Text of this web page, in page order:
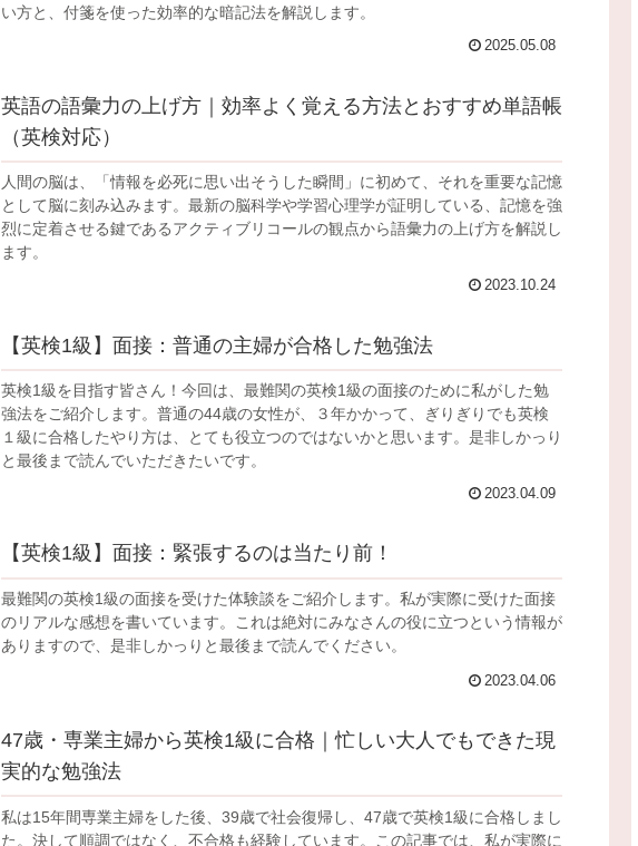
い方と、付箋を使った効率的な暗記法を解説します。
2025.05.08
英語の語彙力の上げ方｜効率よく覚える方法とおすすめ単語帳
（英検対応）
人間の脳は、「情報を必死に思い出そうした瞬間」に初めて、それを重要な記憶
として脳に刻み込みます。最新の脳科学や学習心理学が証明している、記憶を強
烈に定着させる鍵であるアクティブリコールの観点から語彙力の上げ方を解説し
ます。
2023.10.24
【英検1級】面接：普通の主婦が合格した勉強法
英検1級を目指す皆さん！今回は、最難関の英検1級の面接のために私がした勉
強法をご紹介します。普通の44歳の女性が、３年かかって、ぎりぎりでも英検
１級に合格したやり方は、とても役立つのではないかと思います。是非しかっり
と最後まで読んでいただきたいです。
2023.04.09
【英検1級】面接：緊張するのは当たり前！
最難関の英検1級の面接を受けた体験談をご紹介します。私が実際に受けた面接
のリアルな感想を書いています。これは絶対にみなさんの役に立つという情報が
ありますので、是非しかっりと最後まで読んでください。
2023.04.06
47歳・専業主婦から英検1級に合格｜忙しい大人でもできた現
実的な勉強法
私は15年間専業主婦をした後、39歳で社会復帰し、47歳で英検1級に合格しまし
た。決して順調ではなく、不合格も経験しています。この記事では、私が実際に